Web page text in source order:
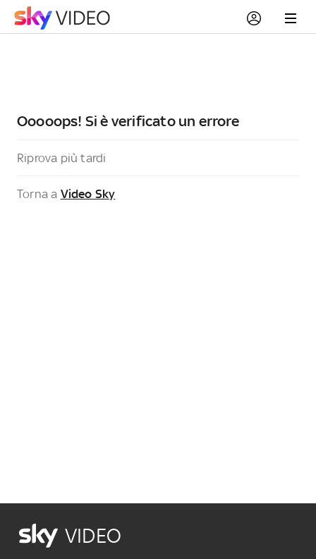
Ooooops! Si è verificato un errore
Riprova più tardi
Torna a Video Sky
VIDEO